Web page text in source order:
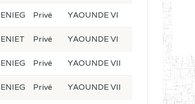
ENIEG Privé YAOUNDE VI
ENIET Privé YAOUNDE VI
ENIEG Privé YAOUNDE VII
ENIEG Privé YAOUNDE VII